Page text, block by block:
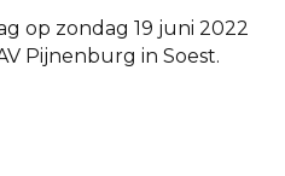
op zondag 19 juni 2022
Pijnenburg in Soest.